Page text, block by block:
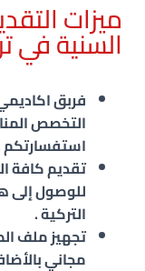
ميزات
السنية في
فربق
التخصص
استفسارتكم
تقديم كافة
للوصول إلى
التركية .
تجهيز ملف
مجاني